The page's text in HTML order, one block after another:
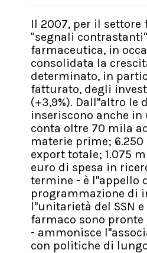
Il 2007, per il settore
"segnali
farmaceutica, in
consolidata la
determinato, in
fatturato, degli
(+3,9%). Dall''altro
inseriscono anche
conta oltre 70 mila
materie prime;
export totale; 1.075
euro di spesa in
termine - è l''appello
programmazione di
l''unitarietà del SSN
farmaco sono
- ammonisce
con politiche di